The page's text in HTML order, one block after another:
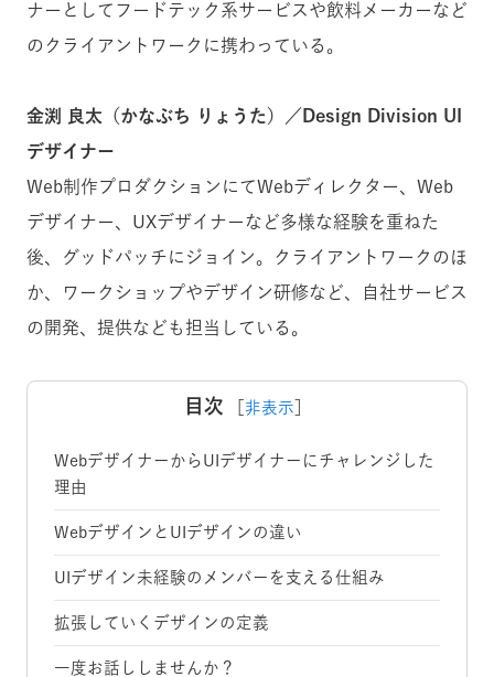
ナーとしてフードテック系サービスや飲料メーカーなど
のクライアントワークに携わっている。
金渕 良太（かなぶち りょうた）／Design Division UI
デザイナー
Web制作プロダクションにてWebディレクター、Web
デザイナー、UXデザイナーなど多様な経験を重ねた
後、グッドパッチにジョイン。クライアントワークのほ
か、ワークショップやデザイン研修など、自社サービス
の開発、提供なども担当している。
目次 非表示
WebデザイナーからUIデザイナーにチャレンジした
理由
WebデザインとUIデザインの違い
UIデザイン未経験のメンバーを支える仕組み
拡張していくデザインの定義
一度お話ししませんか？